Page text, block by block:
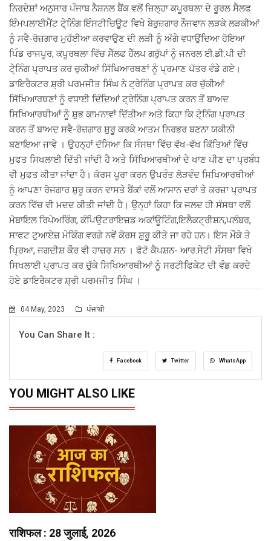
ਨਿਰਦੇਸ਼ਾਂ ਅਨੁਸਾਰ ਪੰਜਾਬ ਨੈਸ਼ਨਲ ਬੈਂਕ ਵਲੋਂ ਜ਼ਿਲ੍ਹਾ ਕਪੂਰਥਲਾ ਦੇ ਰੂਰਲ ਸੈਲਫ
ਇੰਮਪਲਾਈਮੈਂਟ ਟੇ੍ਨਿੰਗ ਇੰਸਟੀਚਿਊਟ ਵਿਖੇ ਬੇਰੁਜ਼ਗਾਰ ਨੌਜਵਾਨ ਲੜਕੇ ਲੜਕੀਆਂ
ਨੂੰ ਸਵੈ-ਰੋਜ਼ਗਾਰ ਮੁਹੱਈਆ ਕਰਵਾਉਣ ਦੀ ਲੜੀ ਨੂੰ ਅੱਗੇ ਵਧਾਉਂਦਿਆ ਹੋਇਆ
ਪਿੰਡ ਰਾਜਪੂਰ, ਕਪੂਰਥਲਾ ਵਿੱਚ ਸੈੱਲਫ ਹੈੱਲਪ ਗਰੁੱਪਾਂ ਨੂੰ ਜਨਰਲ ਈ.ਡੀ.ਪੀ ਦੀ
ਟੇ੍ਨਿੰਗ ਪ੍ਰਾਪਤ ਕਰ ਚੁਕੀਆਂ ਸਿੱਖਿਆਰਥਣਾਂ ਨੂੰ ਪ੍ਰਮਾਣ ਪੱਤਰ ਵੰਡੇ ਗਏ।
ਡਾਇਰੈਕਟਰ ਸ਼੍ਰੀ ਪਰਮਜੀਤ ਸਿੰਘ ਨੇ ਟ੍ਰੇਨਿੰਗ ਪ੍ਰਾਪਤ ਕਰ ਚੁੱਕੀਆਂ
ਸਿੱਖਿਆਰਥਣਾਂ ਨੂੰ ਵਧਾਈ ਦਿੰਦਿਆਂ ਟ੍ਰੇਨਿੰਗ ਪ੍ਰਾਪਤ ਕਰਨ ਤੋਂ ਬਾਅਦ
ਸਿਖਿਆਰਥੀਆਂ ਨੂੰ ਸ਼ੁਭ ਕਾਮਨਾਵਾਂ ਦਿੱਤੀਆ ਅਤੇ ਕਿਹਾ ਕਿ ਟੇ੍ਨਿੰਗ ਪ੍ਰਾਪਤ
ਕਰਨ ਤੋਂ ਬਾਅਦ ਸਵੈ-ਰੋਜ਼ਗਾਰ ਸ਼ੁਰੂ ਕਰਕੇ ਆਤਮ ਨਿਰਭਰ ਬਣਨਾ ਯਕੀਨੀ
ਬਣਾਇਆ ਜਾਵੇ । ਉਹਨ੍ਹਾਂ ਦੱਸਿਆ ਕਿ ਸੰਸਥਾ ਵਿੱਚ ਵੱਖ-ਵੱਖ ਕਿੱਤਿਆਂ ਵਿੱਚ
ਮੁਫਤ ਸਿਖਲਾਈ ਦਿੱਤੀ ਜਾਂਦੀ ਹੈ ਅਤੇ ਸਿੱਖਿਆਰਥੀਆਂ ਦੇ ਖਾਣ ਪੀਣ ਦਾ ਪ੍ਰਬੰਧ
ਵੀ ਮੁਫਤ ਕੀਤਾ ਜਾਂਦਾ ਹੈ। ਕੋਰਸ ਪੂਰਾ ਕਰਨ ਉਪਰੰਤ ਲੋੜਵੰਦ ਸਿਖਿਆਰਥੀਆਂ
ਨੂੰ ਆਪਣਾ ਰੋਜਗਾਰ ਸ਼ੁਰੂ ਕਰਨ ਵਾਸਤੇ ਬੈਂਕਾਂ ਵਲੋਂ ਆਸਾਨ ਦਰਾਂ ਤੇ ਕਰਜ਼ਾ ਪ੍ਰਾਪਤ
ਕਰਨ ਵਿੱਚ ਵੀ ਮਦਦ ਕੀਤੀ ਜਾਂਦੀ ਹੈ। ਉਨ੍ਹਾਂ ਕਿਹਾ ਕਿ ਜਲਦ ਹੀ ਸੰਸਥਾ ਵਲੋਂ
ਮੋਬਾਇਲ ਰਿਪੇਅਰਿੰਗ, ਕੰਪਿਉਟਰਾਇਜ਼ਡ ਅਕਾਂਊਟਿੰਗ,ਇਲੈਕਟ੍ਰੀਸ਼ਨ,ਪਲੰਬਰ,
ਸਾਫਟ ਟੁਆਏਜ਼ ਮੇਕਿੰਗ ਵਰਗੇ ਨਵੇਂ ਕੋਰਸ ਸ਼ੁਰੂ ਕੀਤੇ ਜਾ ਰਹੇ ਹਨ। ਇਸ ਮੌਕੇ ਤੇ
ਪ੍ਰਿਆ, ਜਗਦੀਸ਼ ਕੌਰ ਵੀ ਹਾਜ਼ਰ ਸਨ । ਫੋਟੋ ਕੈਪਸ਼ਨ- ਆਰ.ਸੇਟੀ ਸੰਸਥਾ ਵਿਖੇ
ਸਿਖਲਾਈ ਪ੍ਰਾਪਤ ਕਰ ਚੁੱਕੇ ਸਿਖਿਆਰਥੀਆਂ ਨੂੰ ਸਰਟੀਫਿਕੇਟ ਦੀ ਵੰਡ ਕਰਦੇ
ਹੋਏ ਡਾਇਰੈਕਟਰ ਸ਼੍ਰੀ ਪਰਮਜੀਤ ਸਿੰਘ ।
04 May, 2023 ਪੰਜਾਬੀ
You Can Share It :
Facebook Twitter WhatsApp
YOU MIGHT ALSO LIKE
राशिफल : 28 जुलाई, 2026